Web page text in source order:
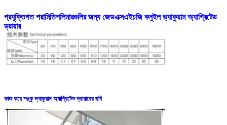
প্রযুক্তিগত পরামিতিপলিমারগুলির জন্য জেডএক্সএইচজি কনুইল ভ্যাকুয়াম অ্যাগ্রিটেড
ড্রায়ার
কাজ করে শঙ্কু ভ্যাকুয়াম অ্যাগ্রিটেড ড্রায়ারের ছবি